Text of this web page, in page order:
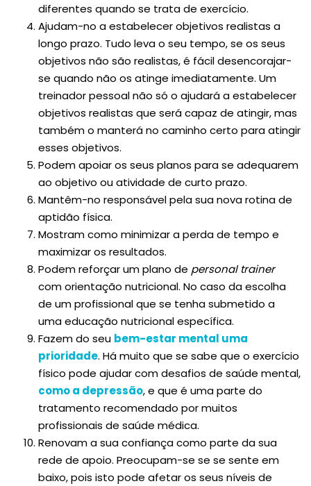
diferentes quando se trata de exercício.
Ajudam-no a estabelecer objetivos realistas a
longo prazo. Tudo leva o seu tempo, se os seus
objetivos não são realistas, é fácil desencorajar-
se quando não os atinge imediatamente. Um
treinador pessoal não só o ajudará a estabelecer
objetivos realistas que será capaz de atingir, mas
também o manterá no caminho certo para atingir
esses objetivos.
Podem apoiar os seus planos para se adequarem
ao objetivo ou atividade de curto prazo.
Mantêm-no responsável pela sua nova rotina de
aptidão física.
Mostram como minimizar a perda de tempo e
maximizar os resultados.
Podem reforçar um plano de personal trainer
com orientação nutricional. No caso da escolha
de um profissional que se tenha submetido a
uma educação nutricional específica.
Fazem do seu bem-estar mental uma
prioridade. Há muito que se sabe que o exercício
físico pode ajudar com desafios de saúde mental,
como a depressão, e que é uma parte do
tratamento recomendado por muitos
profissionais de saúde médica.
Renovam a sua confiança como parte da sua
rede de apoio. Preocupam-se se se sente em
baixo, pois isto pode afetar os seus níveis de